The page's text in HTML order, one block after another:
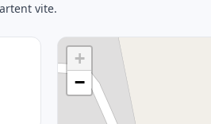
vite.
+
−